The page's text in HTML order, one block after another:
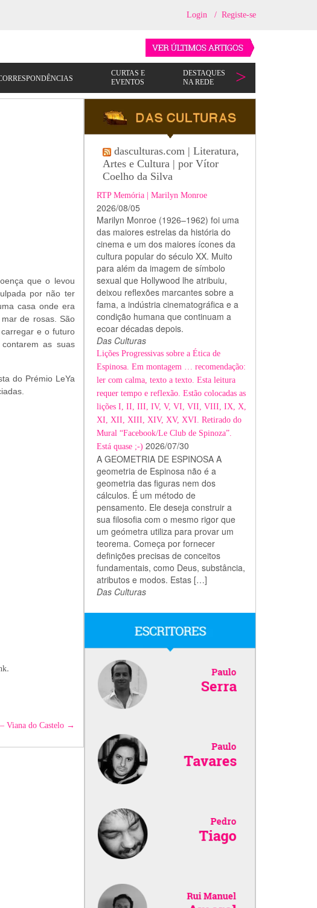
Login / Registe-se
que o levou
por não ter
casa onde era
de rosas. São
e o futuro
as suas
do Prémio LeYa
.
Viana do Castelo →
dasculturas.com | Literatura,
Artes e Cultura | por Vítor
Coelho da Silva
RTP Memória | Marilyn Monroe
2026/08/05
Marilyn Monroe (1926–1962) foi uma
das maiores estrelas da história do
cinema e um dos maiores ícones da
cultura popular do século XX. Muito
para além da imagem de símbolo
sexual que Hollywood lhe atribuiu,
deixou reflexões marcantes sobre a
fama, a indústria cinematográfica e a
condição humana que continuam a
ecoar décadas depois.
Das Culturas
Lições Progressivas sobre a Ética de
Espinosa. Em montagem … recomendação:
ler com calma, texto a texto. Esta leitura
requer tempo e reflexão. Estão colocadas as
lições I, II, III, IV, V, VI, VII, VIII, IX, X,
XI, XII, XIII, XIV, XV, XVI. Retirado do
Mural “Facebook/Le Club de Spinoza”.
Está quase ;-) 2026/07/30
A GEOMETRIA DE ESPINOSA A
geometria de Espinosa não é a
geometria das figuras nem dos
cálculos. É um método de
pensamento. Ele deseja construir a
sua filosofia com o mesmo rigor que
um geómetra utiliza para provar um
teorema. Começa por fornecer
definições precisas de conceitos
fundamentais, como Deus, substância,
atributos e modos. Estas […]
Das Culturas